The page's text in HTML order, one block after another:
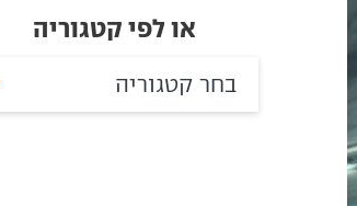
או לפי קטגוריה
בחר קטגוריה